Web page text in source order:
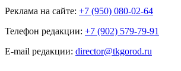
Реклама на сайте: +7 (950) 080-02-64
Телефон редакции: +7 (902) 579-79-91
E-mail редакции: director@tkgorod.ru